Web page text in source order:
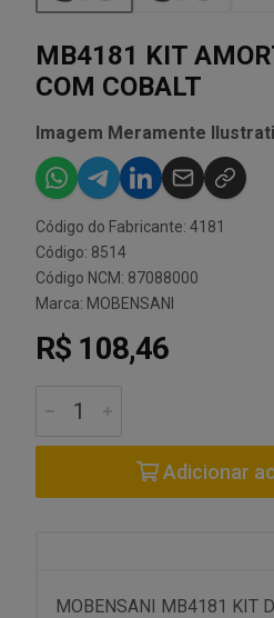
MB4181 KIT
COM COBALT
Imagem Meramente
Código do Fabricante: 4181
Código: 8514
Código NCM: 87088000
Marca: MOBENSANI
R$ 108,46
Adicionar
MOBENSANI MB4181 KIT